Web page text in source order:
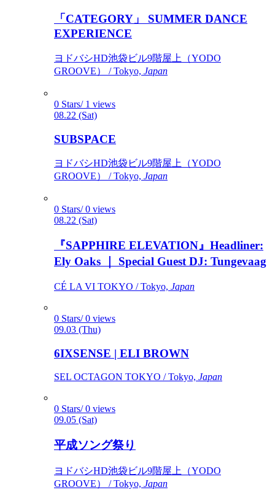
「CATEGORY」 SUMMER DANCE
EXPERIENCE
ヨドバシHD池袋ビル9階屋上（YODO
GROOVE） / Tokyo, Japan
0 Stars/ 1 views
08.22 (Sat)
SUBSPACE
ヨドバシHD池袋ビル9階屋上（YODO
GROOVE） / Tokyo, Japan
0 Stars/ 0 views
08.22 (Sat)
『SAPPHIRE ELEVATION』Headliner:
Ely Oaks ｜ Special Guest DJ: Tungevaag
CÉ LA VI TOKYO / Tokyo, Japan
0 Stars/ 0 views
09.03 (Thu)
6IXSENSE | ELI BROWN
SEL OCTAGON TOKYO / Tokyo, Japan
0 Stars/ 0 views
09.05 (Sat)
平成ソング祭り
ヨドバシHD池袋ビル9階屋上（YODO
GROOVE） / Tokyo, Japan